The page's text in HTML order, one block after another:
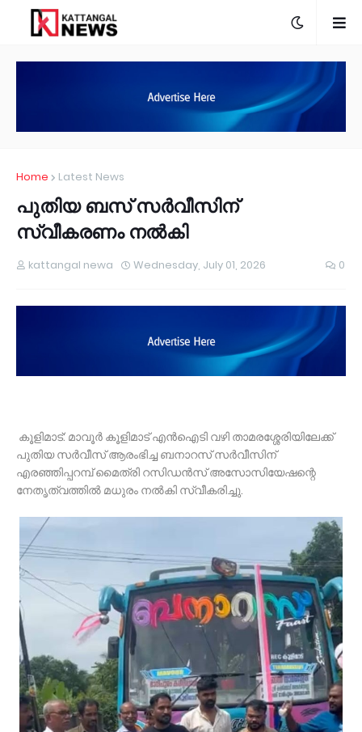
Home Latest News
പുതിയ ബസ് സർവീസിന്
സ്വീകരണം നൽകി
kattangal newa Wednesday, July 01, 2026 0
കൂളിമാട്: മാവൂർ കൂളിമാട് എൻഐടി വഴി താമരശ്ശേരിയിലേക്ക്
പുതിയ സർവീസ് ആരംഭിച്ച ബനാറസ് സർവീസിന്
എരഞ്ഞിപ്പറമ്പ് മൈത്രി റസിഡൻസ് അസോസിയേഷന്റെ
നേതൃത്വത്തിൽ മധുരം നൽകി സ്വീകരിച്ചു.